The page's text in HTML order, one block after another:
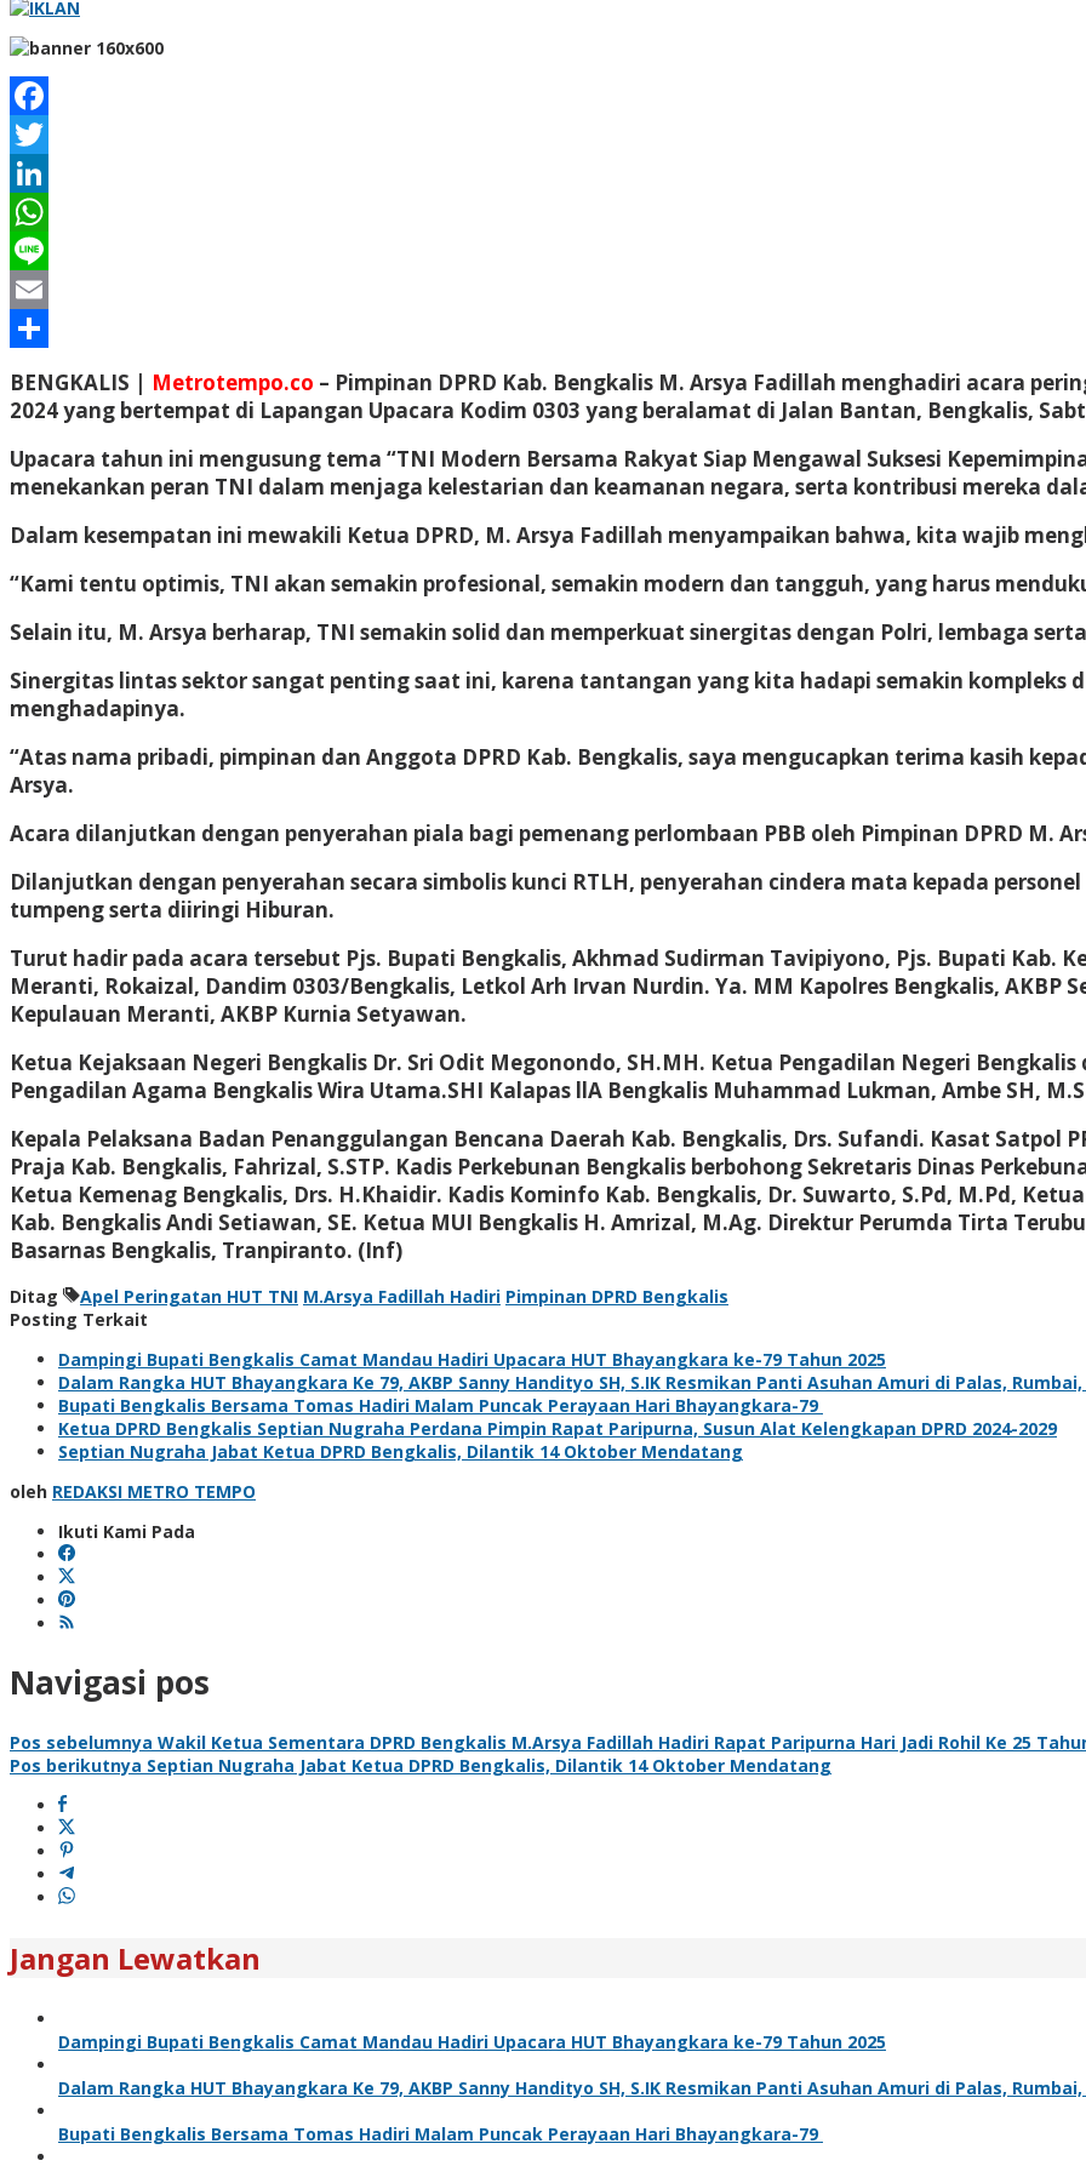
Facebook
Twitter
LinkedIn
WhatsApp
Line
Email
BENGKALIS | Metrotempo.co – Pimpinan DPRD Kab. Bengkalis M. Arsya Fadillah menghadiri acara
2024 yang bertempat di Lapangan Upacara Kodim 0303 yang beralamat di Jalan Bantan, Bengkalis,
Upacara tahun ini mengusung tema “TNI Modern Bersama Rakyat Siap Mengawal Suksesi
menekankan peran TNI dalam menjaga kelestarian dan keamanan negara, serta kontribusi mereka
Dalam kesempatan ini mewakili Ketua DPRD, M. Arsya Fadillah menyampaikan bahwa, kita wajib
“Kami tentu optimis, TNI akan semakin profesional, semakin modern dan tangguh, yang harus
Selain itu, M. Arsya berharap, TNI semakin solid dan memperkuat sinergitas dengan Polri, lembaga
Sinergitas lintas sektor sangat penting saat ini, karena tantangan yang kita hadapi semakin kompleks
menghadapinya.
“Atas nama pribadi, pimpinan dan Anggota DPRD Kab. Bengkalis, saya mengucapkan terima kasih
Arsya.
Acara dilanjutkan dengan penyerahan piala bagi pemenang perlombaan PBB oleh Pimpinan DPRD M.
Dilanjutkan dengan penyerahan secara simbolis kunci RTLH, penyerahan cindera mata kepada
tumpeng serta diiringi Hiburan.
Turut hadir pada acara tersebut Pjs. Bupati Bengkalis, Akhmad Sudirman Tavipiyono, Pjs. Bupati Kab.
Meranti, Rokaizal, Dandim 0303/Bengkalis, Letkol Arh Irvan Nurdin. Ya. MM Kapolres Bengkalis, AKBP
Kepulauan Meranti, AKBP Kurnia Setyawan.
Ketua Kejaksaan Negeri Bengkalis Dr. Sri Odit Megonondo, SH.MH. Ketua Pengadilan Negeri
Pengadilan Agama Bengkalis Wira Utama.SHI Kalapas llA Bengkalis Muhammad Lukman, Ambe SH,
Kepala Pelaksana Badan Penanggulangan Bencana Daerah Kab. Bengkalis, Drs. Sufandi. Kasat Satpol
Praja Kab. Bengkalis, Fahrizal, S.STP. Kadis Perkebunan Bengkalis berbohong Sekretaris Dinas
Ketua Kemenag Bengkalis, Drs. H.Khaidir. Kadis Kominfo Kab. Bengkalis, Dr. Suwarto, S.Pd, M.Pd,
Kab. Bengkalis Andi Setiawan, SE. Ketua MUI Bengkalis H. Amrizal, M.Ag. Direktur Perumda Tirta
Basarnas Bengkalis, Tranpiranto. (Inf)
Ditag Apel Peringatan HUT TNI M.Arsya Fadillah Hadiri Pimpinan DPRD Bengkalis
Posting Terkait
Dampingi Bupati Bengkalis Camat Mandau Hadiri Upacara HUT Bhayangkara ke-79 Tahun 2025
Dalam Rangka HUT Bhayangkara Ke 79, AKBP Sanny Handityo SH, S.IK Resmikan Panti Asuhan Amuri di Palas, Rumbai,
Bupati Bengkalis Bersama Tomas Hadiri Malam Puncak Perayaan Hari Bhayangkara-79
Ketua DPRD Bengkalis Septian Nugraha Perdana Pimpin Rapat Paripurna, Susun Alat Kelengkapan DPRD 2024-2029
Septian Nugraha Jabat Ketua DPRD Bengkalis, Dilantik 14 Oktober Mendatang
oleh REDAKSI METRO TEMPO
Ikuti Kami Pada
Navigasi pos
Pos sebelumnya Wakil Ketua Sementara DPRD Bengkalis M.Arsya Fadillah Hadiri Rapat Paripurna Hari Jadi Rohil Ke 25
Pos berikutnya Septian Nugraha Jabat Ketua DPRD Bengkalis, Dilantik 14 Oktober Mendatang
Jangan Lewatkan
Dampingi Bupati Bengkalis Camat Mandau Hadiri Upacara HUT Bhayangkara ke-79 Tahun 2025
Dalam Rangka HUT Bhayangkara Ke 79, AKBP Sanny Handityo SH, S.IK Resmikan Panti Asuhan Amuri di Palas, Rumbai,
Bupati Bengkalis Bersama Tomas Hadiri Malam Puncak Perayaan Hari Bhayangkara-79